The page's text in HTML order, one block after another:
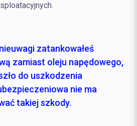
zatankowałeś
zamiast oleju napędowego,
do uszkodzenia
nie ma
takiej szkody.